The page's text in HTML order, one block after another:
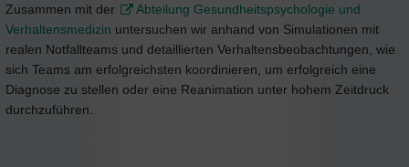
Zusammen mit der
Abteilung Gesundheitspsychologie und
Verhaltensmedizin untersuchen wir anhand von Simulationen mit
realen Notfallteams und detaillierten Verhaltensbeobachtungen, wie
sich Teams am erfolgreichsten koordinieren, um erfolgreich eine
Diagnose zu stellen oder eine Reanimation unter hohem Zeitdruck
durchzuführen.